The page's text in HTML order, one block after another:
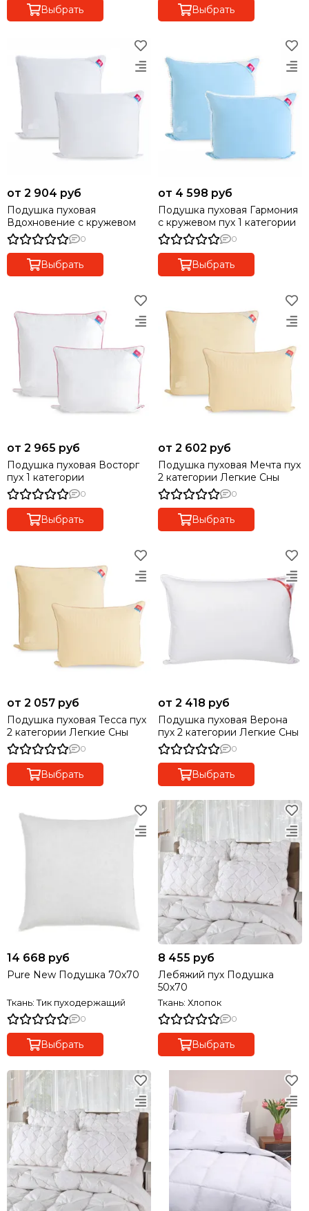
Выбрать Выбрать
от 2 904 руб
Подушка пуховая
Вдохновение с кружевом
0
Выбрать
от 4 598 руб
Подушка пуховая Гармония
с кружевом пух 1 категории
0
Выбрать
от 2 965 руб
Подушка пуховая Восторг
пух 1 категории
0
Выбрать
от 2 602 руб
Подушка пуховая Мечта пух
2 категории Легкие Сны
0
Выбрать
от 2 057 руб
Подушка пуховая Тесса пух
2 категории Легкие Сны
0
Выбрать
от 2 418 руб
Подушка пуховая Верона
пух 2 категории Легкие Сны
0
Выбрать
14 668 руб
Pure New Подушка 70х70
Ткань: Тик пуходержащий
0
Выбрать
8 455 руб
Лебяжий пух Подушка
50х70
Ткань: Хлопок
0
Выбрать